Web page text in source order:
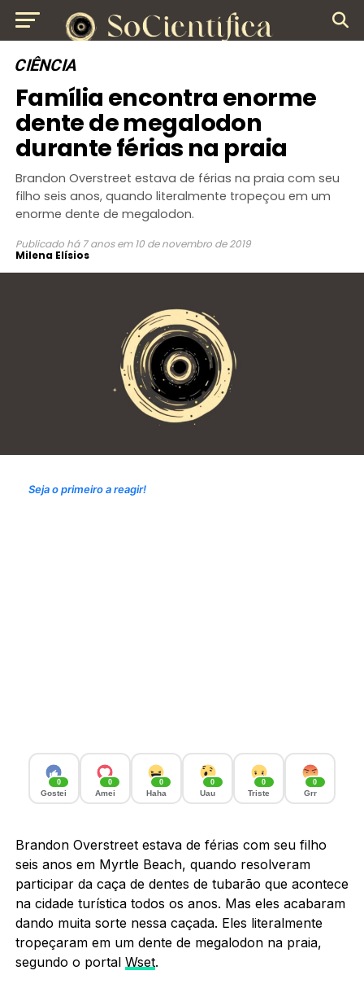
CIÊNCIA
Família encontra enorme
dente de megalodon
durante férias na praia
Brandon Overstreet estava de férias na praia com seu
filho seis anos, quando literalmente tropeçou em um
enorme dente de megalodon.
Publicado há 7 anos em 10 de novembro de 2019
Milena Elísios
Seja o primeiro a reagir!
0
Gostei
0
Amei
0
Haha
0
Uau
0
Triste
0
Grr
Brandon Overstreet estava de férias com seu filho
seis anos em Myrtle Beach, quando resolveram
participar da caça de dentes de tubarão que acontece
na cidade turística todos os anos. Mas eles acabaram
dando muita sorte nessa caçada. Eles literalmente
tropeçaram em um dente de megalodon na praia,
segundo o portal Wset.